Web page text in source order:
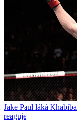
Jake Paul láká
reaguje